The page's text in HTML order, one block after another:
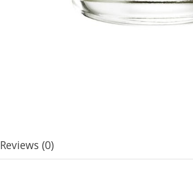
Reviews (0)